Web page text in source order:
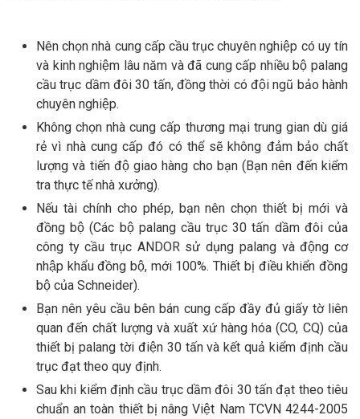
Nên chọn nhà cung cấp cầu trục chuyên nghiệp có uy tín
và kinh nghiệm lâu năm và đã cung cấp nhiều bộ palang
cầu trục dầm đôi 30 tấn, đồng thời có đội ngũ bảo hành
chuyên nghiệp.
Không chọn nhà cung cấp thương mại trung gian dù giá
rẻ vì nhà cung cấp đó có thể sẽ không đảm bảo chất
lượng và tiến độ giao hàng cho bạn (Bạn nên đến kiểm
tra thực tế nhà xưởng).
Nếu tài chính cho phép, bạn nên chọn thiết bị mới và
đồng bộ (Các bộ palang cầu trục 30 tấn dầm đôi của
công ty cầu trục ANDOR sử dụng palang và động cơ
nhập khẩu đồng bộ, mới 100%. Thiết bị điều khiển đồng
bộ của Schneider).
Bạn nên yêu cầu bên bán cung cấp đầy đủ giấy tờ liên
quan đến chất lượng và xuất xứ hàng hóa (CO, CQ) của
thiết bị palang tời điện 30 tấn và kết quả kiểm định cầu
trục đạt theo quy định.
Sau khi kiểm định cầu trục dầm đôi 30 tấn đạt theo tiêu
chuẩn an toàn thiết bị nâng Việt Nam TCVN 4244-2005